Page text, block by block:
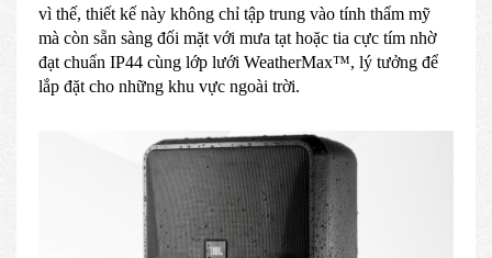
vì thế, thiết kế này không chỉ tập trung vào tính thẩm mỹ
mà còn sẵn sàng đối mặt với mưa tạt hoặc tia cực tím nhờ
đạt chuẩn IP44 cùng lớp lưới WeatherMax™, lý tưởng để
lắp đặt cho những khu vực ngoài trời.